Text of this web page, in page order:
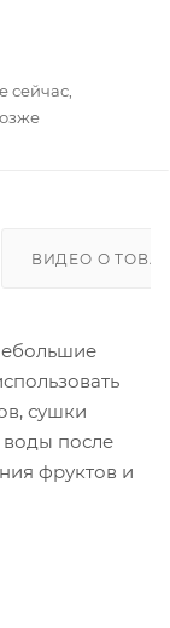
сейчас,
ВИДЕО О
сушки
воды после
фруктов и